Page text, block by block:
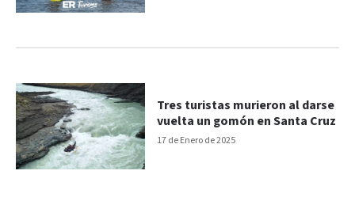
17 de Enero de 2025
Tres turistas murieron al darse
vuelta un gomón en Santa Cruz